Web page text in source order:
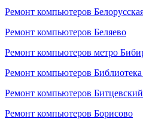
Ремонт компьютеров
Ремонт компьютеров Беляево
Ремонт компьютеров метро
Ремонт компьютеров
Ремонт компьютеров
Ремонт компьютеров Борисово